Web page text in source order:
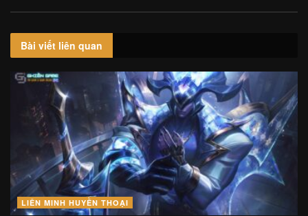
Bài viết liên quan
LIÊN MINH HUYỀN THOẠI